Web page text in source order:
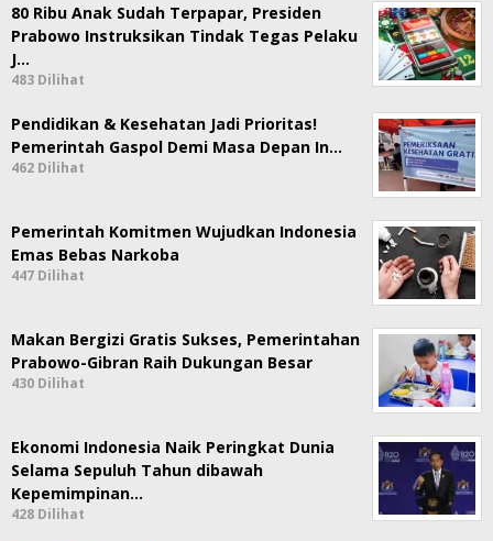
80 Ribu Anak Sudah Terpapar, Presiden
Prabowo Instruksikan Tindak Tegas Pelaku
J…
483 Dilihat
Pendidikan & Kesehatan Jadi Prioritas!
Pemerintah Gaspol Demi Masa Depan In…
462 Dilihat
Pemerintah Komitmen Wujudkan Indonesia
Emas Bebas Narkoba
447 Dilihat
Makan Bergizi Gratis Sukses, Pemerintahan
Prabowo-Gibran Raih Dukungan Besar
430 Dilihat
Ekonomi Indonesia Naik Peringkat Dunia
Selama Sepuluh Tahun dibawah
Kepemimpinan…
428 Dilihat